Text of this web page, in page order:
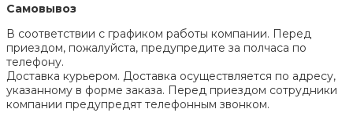
Самовывоз
В соответствии с графиком работы компании. Перед
приездом, пожалуйста, предупредите за полчаса по
телефону.
Доставка курьером. Доставка осуществляется по адресу,
указанному в форме заказа. Перед приездом сотрудники
компании предупредят телефонным звонком.